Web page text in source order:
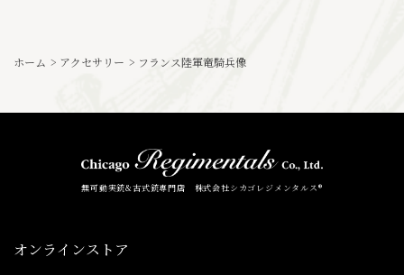
ホーム > アクセサリー > フランス陸軍竜騎兵像
無可動実銃&古式銃専門店 株式会社シカゴレジメンタルス®
オンラインストア